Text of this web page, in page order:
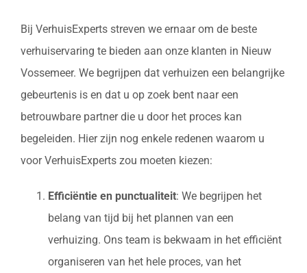
Bij VerhuisExperts streven we ernaar om de beste
verhuiservaring te bieden aan onze klanten in Nieuw
Vossemeer. We begrijpen dat verhuizen een belangrijke
gebeurtenis is en dat u op zoek bent naar een
betrouwbare partner die u door het proces kan
begeleiden. Hier zijn nog enkele redenen waarom u
voor VerhuisExperts zou moeten kiezen:
Efficiëntie en punctualiteit: We begrijpen het
belang van tijd bij het plannen van een
verhuizing. Ons team is bekwaam in het efficiënt
organiseren van het hele proces, van het